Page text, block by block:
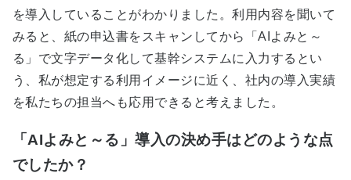
を導入していることがわかりました。利用内容を聞いて
みると、紙の申込書をスキャンしてから「AIよみと～
る」で文字データ化して基幹システムに入力するとい
う、私が想定する利用イメージに近く、社内の導入実績
を私たちの担当へも応用できると考えました。
「AIよみと～る」導入の決め手はどのような点
でしたか？